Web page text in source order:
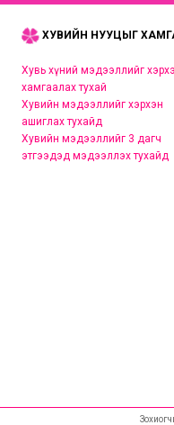
ХУВИЙН НУУЦЫГ
Хувь хүний мэдээллийг
хамгаалах тухай
Хувийн мэдээллийг хэрхэн
ашиглах тухайд
Хувийн мэдээллийг 3 дагч
этгээдэд мэдээллэх тухайд